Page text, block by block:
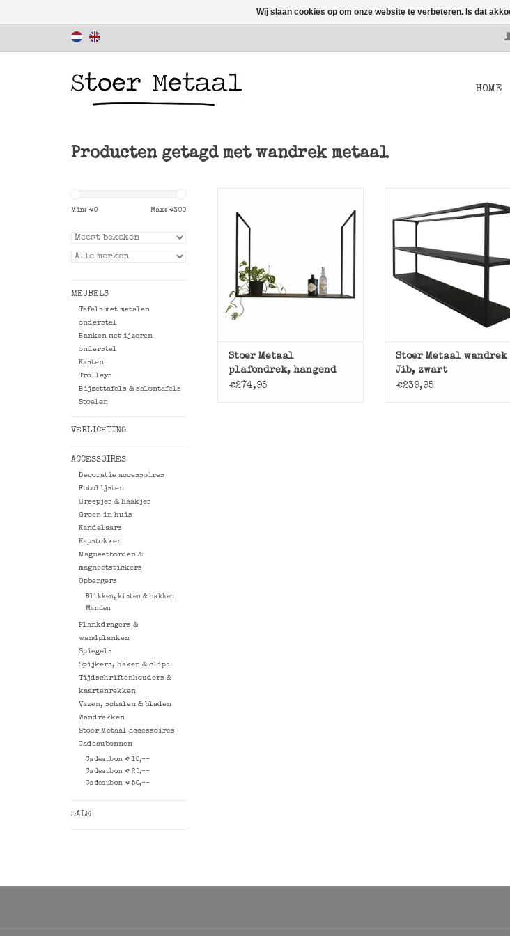
HOME
Producten getagd met wandrek metaal
Min: €0 Max: €300
MEUBELS
Tafels met metalen
onderstel
Banken met ijzeren
onderstel
Kasten
Trolleys
Bijzettafels & salontafels
Stoelen
VERLICHTING
ACCESSOIRES
Decoratie accessoires
Fotolijsten
Greepjes & haakjes
Groen in huis
Kandelaars
Kapstokken
Magneetborden &
magneetstickers
Opbergers
Blikken, kisten & bakken
Manden
Plankdragers &
wandplanken
Spiegels
Spijkers, haken & clips
Tijdschriftenhouders &
kaartenrekken
Vazen, schalen & bladen
Wandrekken
Stoer Metaal accessoires
Cadeaubonnen
Cadeaubon € 10,--
Cadeaubon € 25,--
Cadeaubon € 50,--
SALE
Donker metalen plafondrek,
hangend keukenrek.
Stoer Metaal
plafondrek, hangend
€274,95
Stoer Metaal.
Stoer Metaal wandrek
Jib, zwart
€239,95
Wij slaan cookies op om onze website te verbeteren. Is dat